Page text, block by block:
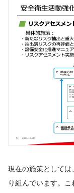
現在の施策としては
り組んでいます。